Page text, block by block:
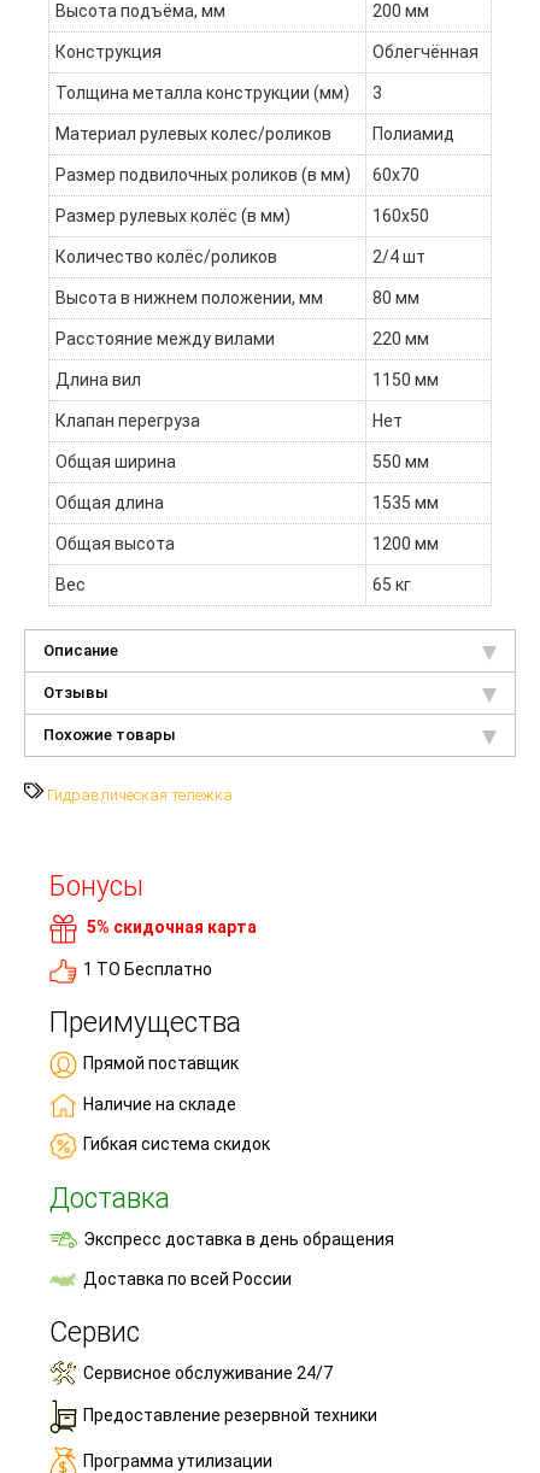
Высота подъёма, мм 200 мм
Конструкция Облегчённая
Толщина металла конструкции (мм) 3
Материал рулевых колес/роликов Полиамид
Размер подвилочных роликов (в мм) 60х70
Размер рулевых колёс (в мм) 160х50
Количество колёс/роликов 2/4 шт
Высота в нижнем положении, мм 80 мм
Расстояние между вилами 220 мм
Длина вил 1150 мм
Клапан перегруза Нет
Общая ширина 550 мм
Общая длина 1535 мм
Общая высота 1200 мм
Вес 65 кг
Описание
Отзывы
Похожие товары
Гидравлическая тележка
Бонусы
5% скидочная карта
1 ТО Бесплатно
Преимущества
Прямой поставщик
Наличие на складе
Гибкая система скидок
Доставка
Экспресс доставка в день обращения
Доставка по всей России
Сервис
Сервисное обслуживание 24/7
Предоставление резервной техники
Программа утилизации